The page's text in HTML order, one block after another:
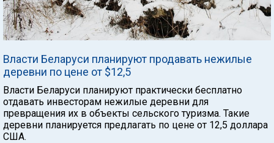
Власти Беларуси планируют продавать нежилые
деревни по цене от $12,5
Власти Беларуси планируют практически бесплатно
отдавать инвесторам нежилые деревни для
превращения их в объекты сельского туризма. Такие
деревни планируется предлагать по цене от 12,5 доллара
США.